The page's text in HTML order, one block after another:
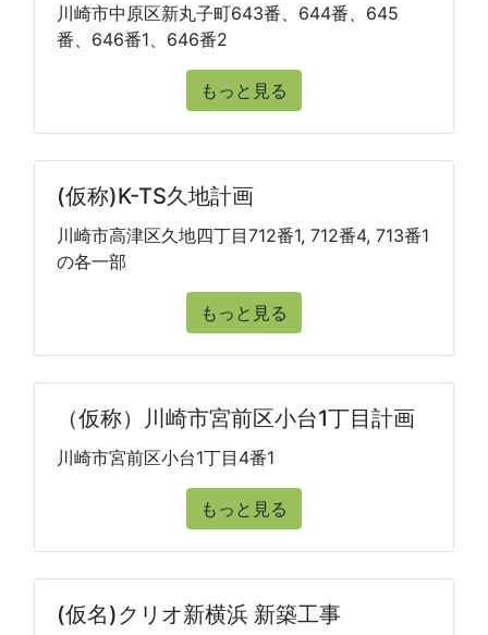
川崎市中原区新丸子町643番、644番、645
番、646番1、646番2
もっと見る
(仮称)K-TS久地計画
川崎市高津区久地四丁目712番1, 712番4, 713番1
の各一部
もっと見る
（仮称）川崎市宮前区小台1丁目計画
川崎市宮前区小台1丁目4番1
もっと見る
(仮名)クリオ新横浜 新築工事